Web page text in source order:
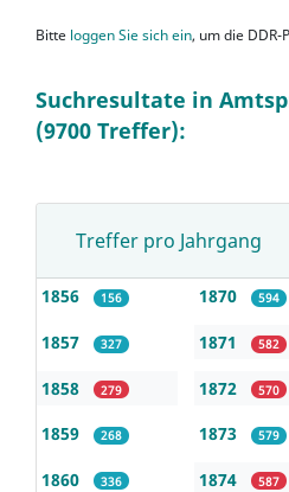
Bitte loggen Sie sich ein, um die DDR-
Suchresultate in
(9700 Treffer):
Treffer pro Jahrgang
1856 156
1857 327
1858 279
1859 268
1860 336
1870 594
1871 582
1872 570
1873 579
1874 587